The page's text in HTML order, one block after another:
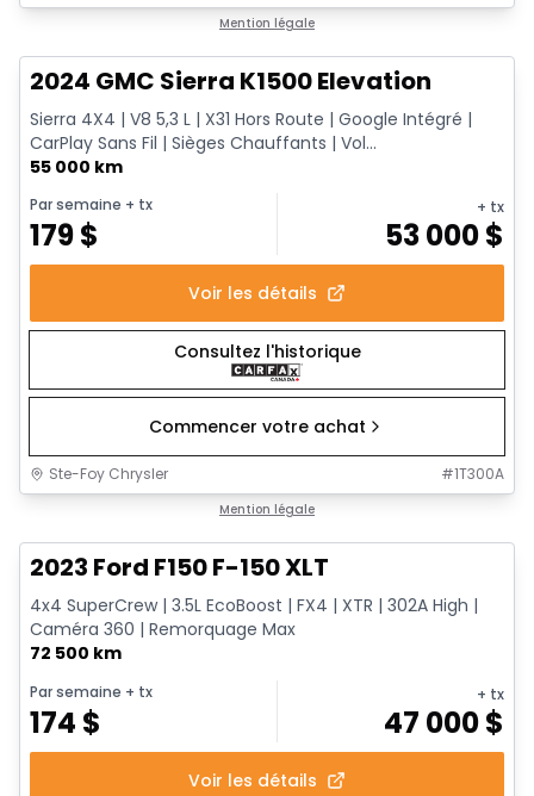
Mention légale
2024 GMC Sierra K1500 Elevation
Sierra 4X4 | V8 5,3 L | X31 Hors Route | Google Intégré |
CarPlay Sans Fil | Sièges Chauffants | Vol...
55 000 km
Par semaine + tx
179$
+ tx
53 000$
Voir les détails
Consultez l'historique
Commencer votre achat
Ste-Foy Chrysler #1T300A
Mention légale
2023 Ford F150 F-150 XLT
4x4 SuperCrew | 3.5L EcoBoost | FX4 | XTR | 302A High |
Caméra 360 | Remorquage Max
72 500 km
Par semaine + tx
174 $
+ tx
47 000$
Voir les détails